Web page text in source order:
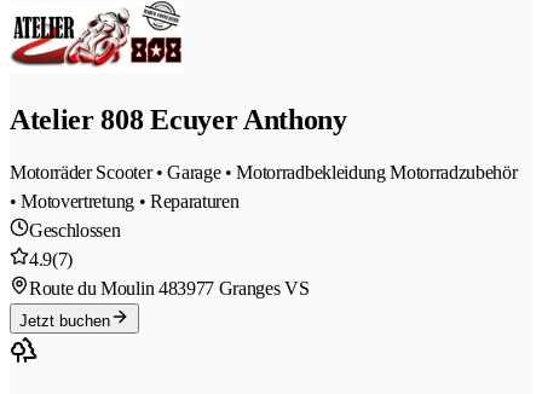
Atelier 808 Ecuyer Anthony
Motorräder Scooter • Garage • Motorradbekleidung Motorradzubehör
• Motovertretung • Reparaturen
Geschlossen
4.9(7)
Route du Moulin 483977 Granges VS
Jetzt buchen